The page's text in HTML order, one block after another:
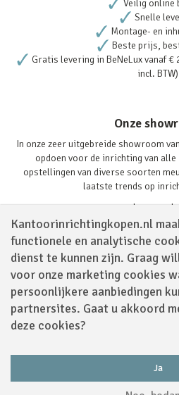
Kantoorinrichtingkopen.nl
functionele en analytische
dienst te kunnen zijn. Graag
voor onze marketing cookies
persoonlijkere aanbiedingen
partnersites. Gaat u akkoord
deze cookies?
Ja
Veilig online
Snelle
Montage- en
Beste prijs,
Gratis levering in BeNeLux
incl. BTW)
Onze
In onze zeer uitgebreide showroom
opdoen voor de inrichting van
opstellingen van diverse soorten
laatste trends op
Lees